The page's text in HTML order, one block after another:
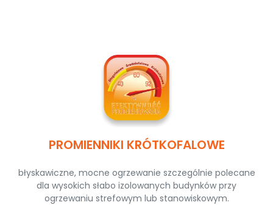
PROMIENNIKI KRÓTKOFALOWE
błyskawiczne, mocne ogrzewanie szczególnie polecane
dla wysokich słabo izolowanych budynków przy
ogrzewaniu strefowym lub stanowiskowym.